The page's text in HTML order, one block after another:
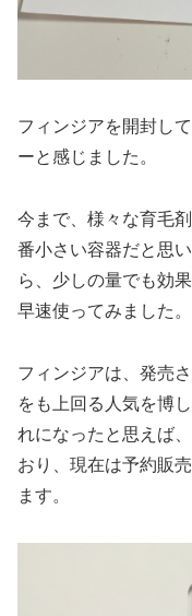
フィンジアを開封し
ーと感じました。
今まで、様々な育毛
番小さい容器だと思
ら、少しの量でも効
早速使ってみました。
フィンジアは、発売
をも上回る人気を博
れになったと思えば
おり、現在は予約販
ます。